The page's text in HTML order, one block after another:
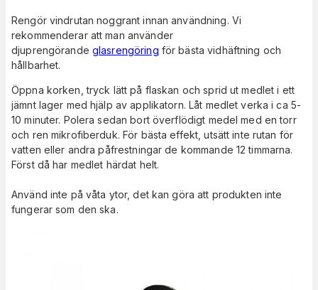
Rengör vindrutan noggrant innan användning. Vi
rekommenderar att man använder
djuprengörande glasrengöring för bästa vidhäftning och
hållbarhet.
Öppna korken, tryck lätt på flaskan och sprid ut medlet i ett
jämnt lager med hjälp av applikatorn. Låt medlet verka i ca 5-
10 minuter. Polera sedan bort överflödigt medel med en torr
och ren mikrofiberduk. För bästa effekt, utsätt inte rutan för
vatten eller andra påfrestningar de kommande 12 timmarna.
Först då har medlet härdat helt.
Använd inte på våta ytor, det kan göra att produkten inte
fungerar som den ska.